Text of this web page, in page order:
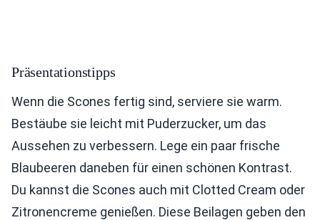
Präsentationstipps
Wenn die Scones fertig sind, serviere sie warm.
Bestäube sie leicht mit Puderzucker, um das
Aussehen zu verbessern. Lege ein paar frische
Blaubeeren daneben für einen schönen Kontrast.
Du kannst die Scones auch mit Clotted Cream oder
Zitronencreme genießen. Diese Beilagen geben den